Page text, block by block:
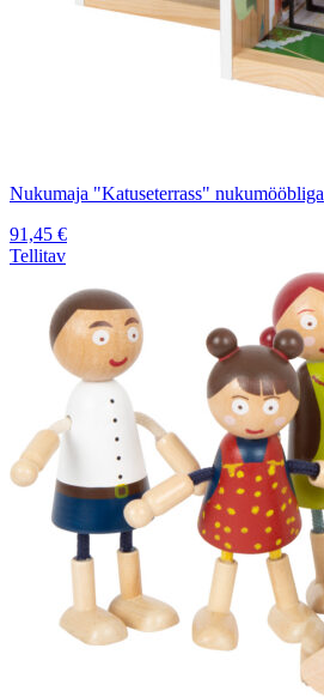
Nukumaja "Katuseterrass" nukumööbliga
91,45 €
Tellitav